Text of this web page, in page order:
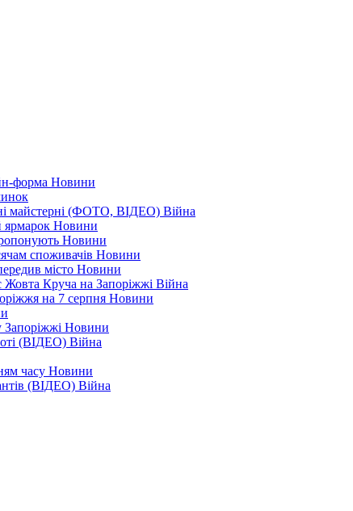
форма Новини
майстерні (ФОТО, ВІДЕО) Війна
ярмарок Новини
Новини
споживачів Новини
місто Новини
Жовта Круча на Запоріжжі Війна
на 7 серпня Новини
Запоріжжі Новини
(ВІДЕО) Війна
часу Новини
(ВІДЕО) Війна